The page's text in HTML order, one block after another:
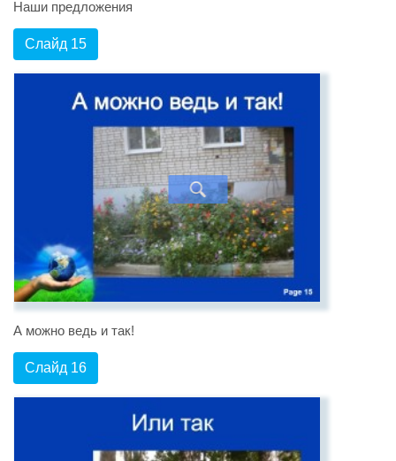
Наши предложения
Слайд 15
А можно ведь и так!
Слайд 16